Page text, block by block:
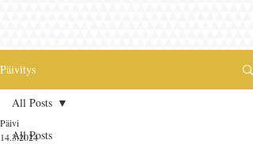
Päivitys
All Posts
All Posts
Päivi
14.3.2024